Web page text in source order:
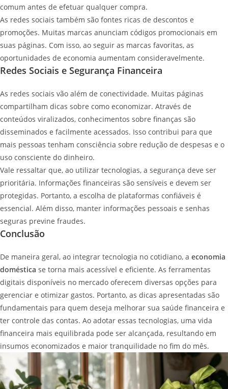
comum antes de efetuar qualquer compra.
As redes sociais também são fontes ricas de descontos e
promoções. Muitas marcas anunciam códigos promocionais em
suas páginas. Com isso, ao seguir as marcas favoritas, as
oportunidades de economia aumentam consideravelmente.
Redes Sociais e Segurança Financeira
As redes sociais vão além de conectividade. Muitas páginas
compartilham dicas sobre como economizar. Através de
conteúdos viralizados, conhecimentos sobre finanças são
disseminados e facilmente acessados. Isso contribui para que
mais pessoas tenham consciência sobre redução de despesas e o
uso consciente do dinheiro.
Vale ressaltar que, ao utilizar tecnologias, a segurança deve ser
prioritária. Informações financeiras são sensíveis e devem ser
protegidas. Portanto, a escolha de plataformas confiáveis é
essencial. Além disso, manter informações pessoais e senhas
seguras previne fraudes.
Conclusão
De maneira geral, ao integrar tecnologia no cotidiano, a economia
doméstica se torna mais acessível e eficiente. As ferramentas
digitais disponíveis no mercado oferecem diversas opções para
gerenciar e otimizar gastos. Portanto, as dicas apresentadas são
fundamentais para quem deseja melhorar sua saúde financeira e
ter controle das contas. Ao adotar essas tecnologias, uma vida
financeira mais equilibrada pode ser alcançada, resultando em
insumos economizados e maior tranquilidade no fim do mês.